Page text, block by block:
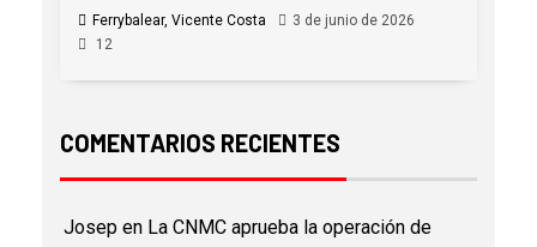
Ferrybalear, Vicente Costa
3 de junio de 2026
12
COMENTARIOS RECIENTES
Josep en La CNMC aprueba la operación de